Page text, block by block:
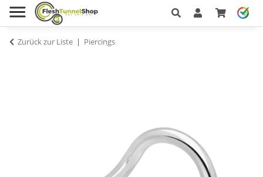
Zurück zur Liste Piercings